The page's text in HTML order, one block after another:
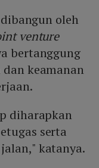
oleh
venture
bertanggung
keamanan
diharapkan
serta
katanya.